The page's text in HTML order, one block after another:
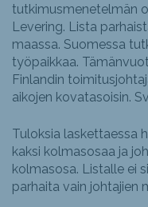
tutkimusmenetelmän
Levering. Lista
maassa. Suomessa
työpaikkaa.
Finlandin
aikojen kovatasoisin.
Tuloksia laskettaessa
kaksi kolmasosaa ja
kolmasosa. Listalle ei
parhaita vain johtajien